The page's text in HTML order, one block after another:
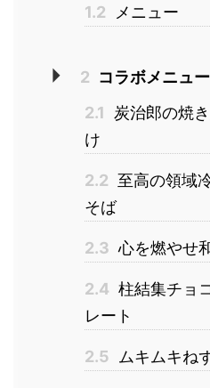
1.2 メニュー
2 コラボメニュ
2.1
炭治郎の焼
け
2.2 至高の領域
そば
2.3 心を燃やせ
2.4 柱結集チョ
レート
2.5 ムキムキね